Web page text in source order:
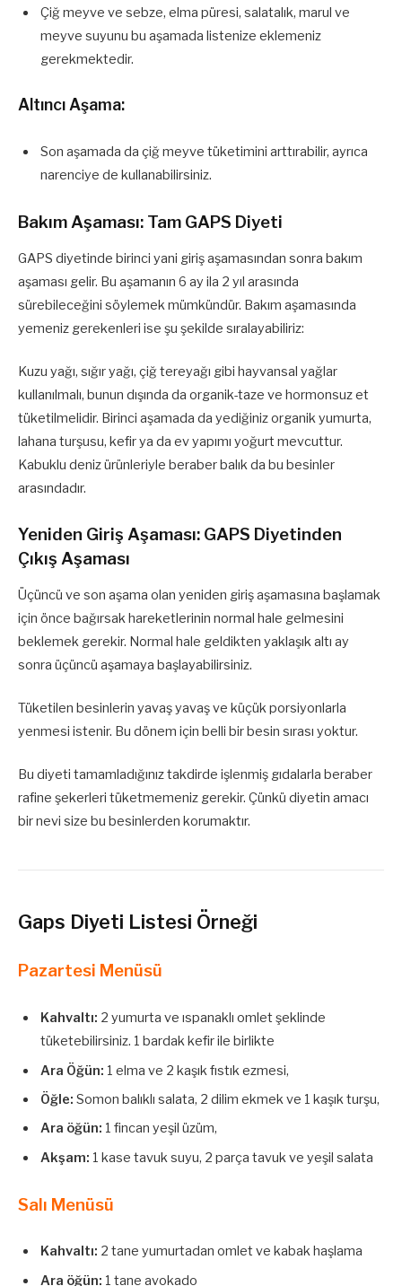
Çiğ meyve ve sebze, elma püresi, salatalık, marul ve
meyve suyunu bu aşamada listenize eklemeniz
gerekmektedir.
Altıncı Aşama:
Son aşamada da çiğ meyve tüketimini arttırabilir, ayrıca
narenciye de kullanabilirsiniz.
Bakım Aşaması: Tam GAPS Diyeti
GAPS diyetinde birinci yani giriş aşamasından sonra bakım
aşaması gelir. Bu aşamanın 6 ay ila 2 yıl arasında
sürebileceğini söylemek mümkündür. Bakım aşamasında
yemeniz gerekenleri ise şu şekilde sıralayabiliriz:
Kuzu yağı, sığır yağı, çiğ tereyağı gibi hayvansal yağlar
kullanılmalı, bunun dışında da organik-taze ve hormonsuz et
tüketilmelidir. Birinci aşamada da yediğiniz organik yumurta,
lahana turşusu, kefir ya da ev yapımı yoğurt mevcuttur.
Kabuklu deniz ürünleriyle beraber balık da bu besinler
arasındadır.
Yeniden Giriş Aşaması: GAPS Diyetinden
Çıkış Aşaması
Üçüncü ve son aşama olan yeniden giriş aşamasına başlamak
için önce bağırsak hareketlerinin normal hale gelmesini
beklemek gerekir. Normal hale geldikten yaklaşık altı ay
sonra üçüncü aşamaya başlayabilirsiniz.
Tüketilen besinlerin yavaş yavaş ve küçük porsiyonlarla
yenmesi istenir. Bu dönem için belli bir besin sırası yoktur.
Bu diyeti tamamladığınız takdirde işlenmiş gıdalarla beraber
rafine şekerleri tüketmemeniz gerekir. Çünkü diyetin amacı
bir nevi size bu besinlerden korumaktır.
Gaps Diyeti Listesi Örneği
Pazartesi Menüsü
Kahvaltı: 2 yumurta ve ıspanaklı omlet şeklinde
tüketebilirsiniz. 1 bardak kefir ile birlikte
Ara Öğün: 1 elma ve 2 kaşık fıstık ezmesi,
Öğle: Somon balıklı salata, 2 dilim ekmek ve 1 kaşık turşu,
Ara öğün: 1 fincan yeşil üzüm,
Akşam: 1 kase tavuk suyu, 2 parça tavuk ve yeşil salata
Salı Menüsü
Kahvaltı: 2 tane yumurtadan omlet ve kabak haşlama
Ara öğün: 1 tane avokado